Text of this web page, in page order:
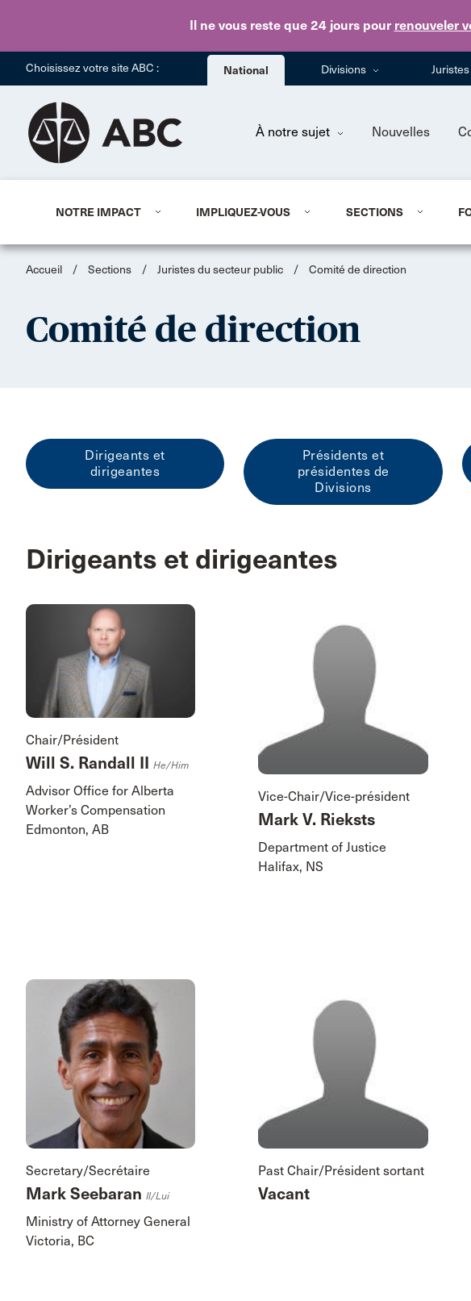
Il ne vous reste que 24 jourspour renouveler
Choisissez votre site ABC : National Divisions
À notre sujet Nouvelles
NOTRE IMPACT IMPLIQUEZ-VOUS SECTIONS
Accueil / Sections / Juristes du secteur public / Comité de direction
Comité de direction
Dirigeants et
dirigeantes
Présidents et
présidentes de
Divisions
Dirigeants et dirigeantes
Chair/Président
Will S. Randall II He/him
Advisor Office for Alberta
Worker’s Compensation
Edmonton, AB
Vice-Chair/Vice-président
Mark V. Rieksts
Department of Justice
Halifax, NS
Secretary/Secrétaire
Mark Seebaran Il/lui
Ministry of Attorney General
Victoria, BC
Past Chair/Président sortant
Vacant